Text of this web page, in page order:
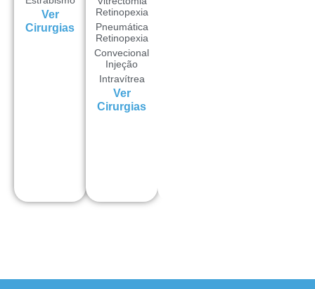
Ver
Cirurgias
Retinopexia
Pneumática
Retinopexia
Convecional
Injeção
Intravítrea
Ver
Cirurgias